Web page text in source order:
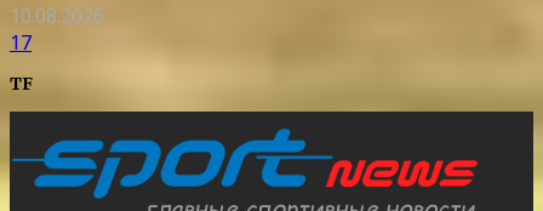
10.08.2026
17
TF